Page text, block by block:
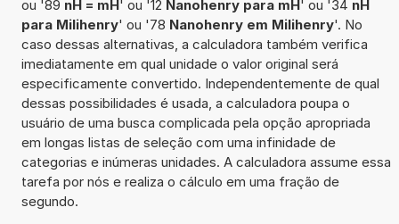
ou '89 nH = mH' ou '12 Nanohenry para mH' ou '34 nH
para Milihenry' ou '78 Nanohenry em Milihenry'. No
caso dessas alternativas, a calculadora também verifica
imediatamente em qual unidade o valor original será
especificamente convertido. Independentemente de qual
dessas possibilidades é usada, a calculadora poupa o
usuário de uma busca complicada pela opção apropriada
em longas listas de seleção com uma infinidade de
categorias e inúmeras unidades. A calculadora assume essa
tarefa por nós e realiza o cálculo em uma fração de
segundo.